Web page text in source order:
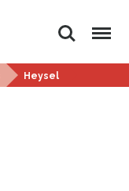
Rechercher
Menu
Heysel